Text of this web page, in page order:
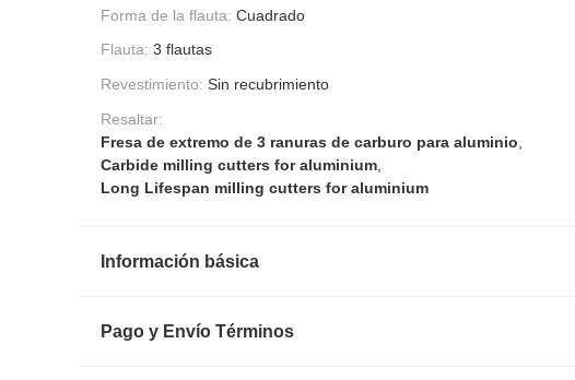
Forma de la flauta: Cuadrado
Flauta: 3 flautas
Revestimiento: Sin recubrimiento
Resaltar:
Fresa de extremo de 3 ranuras de carburo para aluminio
Carbide milling cutters for aluminium
Long Lifespan milling cutters for aluminium
Información básica
Pago y Envío Términos